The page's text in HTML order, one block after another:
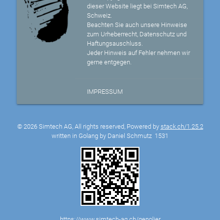
dieser Website liegt bei Simtech AG,
Schweiz.
Beachten Sie auch unsere Hinweise
zum Urheberrecht, Datenschutz und
Haftungsauschluss.
Jeder Hinweis auf Fehler nehmen wir
gerne entgegen.
IMPRESSUM
© 2026 Simtech AG, All rights reserved, Powered by stack.ch/1.25.2
written in Golang by Daniel Schmutz 1531